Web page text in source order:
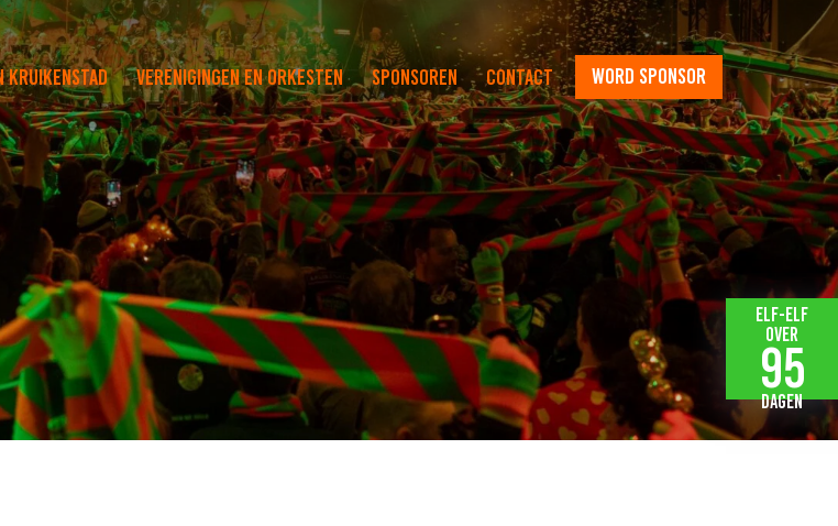
Kruikenstad Verenigingen en orkesten Sponsoren Contact word sponsor
Elf-elf
over
95
dagen